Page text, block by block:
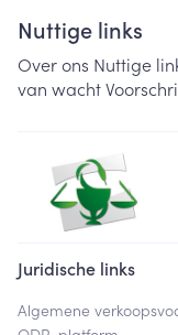
Nuttige links
Over ons Nuttige
van wacht
Juridische links
Algemene